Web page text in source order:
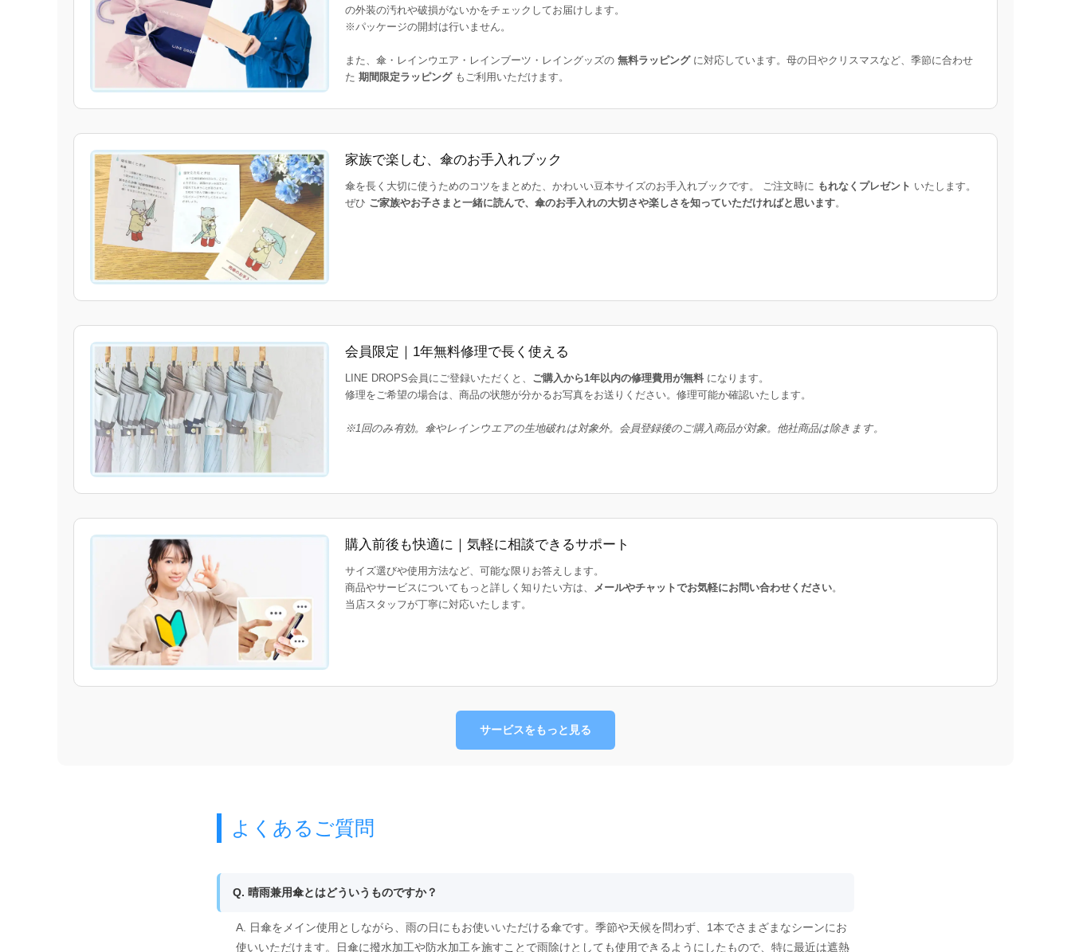
の外装の汚れや破損がないかをチェックしてお届けします。
※パッケージの開封は行いません。
また、傘・レインウエア・レインブーツ・レイングッズの 無料ラッピングに対応しています。母の日やクリスマスなど、季節に合わせ
た 期間限定ラッピングもご利用いただけます。
家族で楽しむ、傘のお手入れブック
傘を長く大切に使うためのコツをまとめた、かわいい豆本サイズのお手入れブックです。 ご注文時に もれなくプレゼント いたします。
ぜひ ご家族やお子さまと一緒に読んで、傘のお手入れの大切さや楽しさを知っていただければと思います。
会員限定｜1年無料修理で長く使える
LINE DROPS会員にご登録いただくと、 ご購入から1年以内の修理費用が無料になります。
修理をご希望の場合は、商品の状態が分かるお写真をお送りください。修理可能か確認いたします。
※1回のみ有効。傘やレインウエアの生地破れは対象外。会員登録後のご購入商品が対象。他社商品は除きます。
購入前後も快適に｜気軽に相談できるサポート
サイズ選びや使用方法など、可能な限りお答えします。
商品やサービスについてもっと詳しく知りたい方は、 メールやチャットでお気軽にお問い合わせください。
当店スタッフが丁寧に対応いたします。
サービスをもっと見る
よくあるご質問
Q. 晴雨兼用傘とはどういうものですか？
A. 日傘をメイン使用としながら、雨の日にもお使いいただける傘です。季節や天候を問わず、1本でさまざまなシーンにお
使いいただけます。日傘に撥水加工や防水加工を施すことで雨除けとしても使用できるようにしたもので、特に最近は遮熱